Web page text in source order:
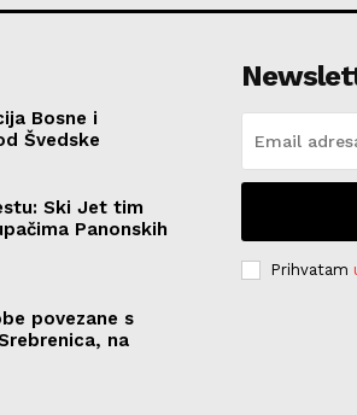
Bosne i
Švedske
Ski Jet tim
Panonskih
povezane s
na
Prihvatam